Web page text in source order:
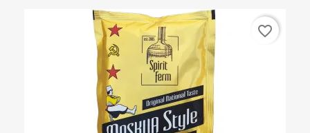
favorite_border